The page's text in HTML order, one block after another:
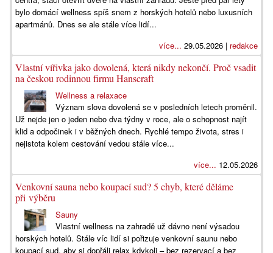
bylo domácí wellness spíš snem z horských hotelů nebo luxusních
apartmánů. Dnes se ale stále více lidí...
více... 29.05.2026 | redakce
Vlastní vířivka jako dovolená, která nikdy nekončí. Proč vsadit
na českou rodinnou firmu Hanscraft
Wellness a relaxace
Význam slova dovolená se v posledních letech proměnil.
Už nejde jen o jeden nebo dva týdny v roce, ale o schopnost najít
klid a odpočinek i v běžných dnech. Rychlé tempo života, stres i
nejistota kolem cestování vedou stále více...
více... 12.05.2026
Venkovní sauna nebo koupací sud? 5 chyb, které děláme
při výběru
Sauny
Vlastní wellness na zahradě už dávno není výsadou
horských hotelů. Stále víc lidí si pořizuje venkovní saunu nebo
koupací sud, aby si dopřáli relax kdykoli – bez rezervací a bez